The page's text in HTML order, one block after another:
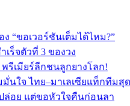
“ขอเวอร์ชันเต็มได้ไหม?”
ร็จตัวที่ 3 ของวง
รีเมียร์ลีกชนลูกยางโลก!
มั่นใจ ไทย–มาเลเซียแท็กทีมสุ
ปล่อย แต่ขอหัวใจคืนก่อนลา